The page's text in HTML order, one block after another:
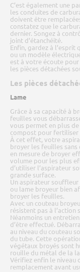
C’est également une
les conduites de
doivent être
constatez que le
dernier. Songez à
joint d’étanchéité.
Enfin, gardez à
ou un modèle
est à votre écoute
les pièces détachées
Les pièces
Lame
Grâce à sa capacité à
feuilles vous
vous permet en plus
compost pour
À cet effet, votre
broyer les feuilles
en mesure de broyer
volume pour les plus
d’utiliser l’aspirateur
grande surface.
Un aspirateur
ou lame broyeur bien
broyer les feuilles.
Avec un couteau
résistent pas à l’action
Néanmoins un
d’être effectué.
au niveau du couteau
du tube. Cette
végétaux broyés sont
rouille du métal de la
Vérifiez enfin le niveau
remplacement avant